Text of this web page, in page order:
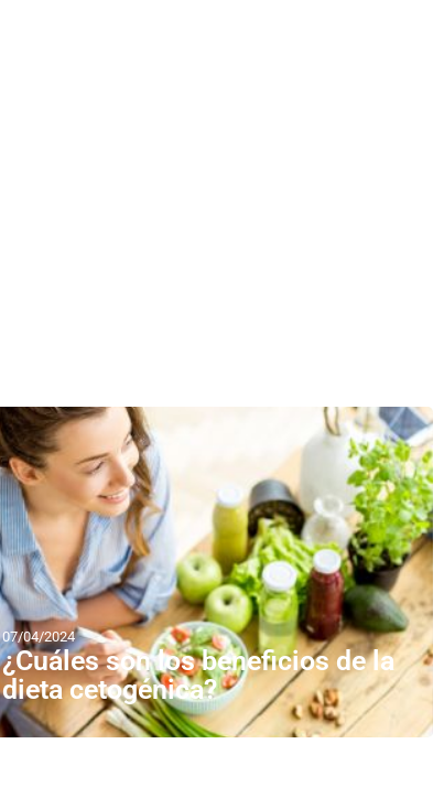
07/04/2024
¿Cuáles son los beneficios de la
dieta cetogénica?